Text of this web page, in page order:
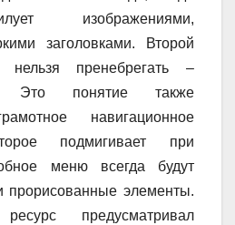
изображениями,
заголовками. Второй
нельзя пренебрегать –
Это понятие также
навигационное
подмигивает при
меню всегда будут
прорисованные элементы.
предусматривал